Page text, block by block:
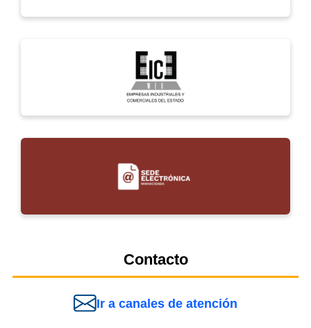
Contacto
Ir a canales de atención